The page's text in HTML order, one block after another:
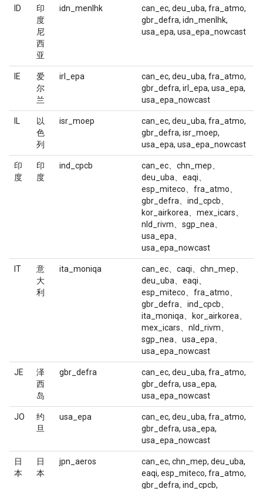
ID
印
度
尼
西
亚
idn_menlhk
can_ec, deu_uba, fra_atmo,
gbr_defra, idn_menlhk,
usa_epa, usa_epa_nowcast
IE
爱
尔
兰
irl_epa
can_ec, deu_uba, fra_atmo,
gbr_defra, irl_epa, usa_epa,
usa_epa_nowcast
IL
以
色
列
isr_moep
can_ec, deu_uba, fra_atmo,
gbr_defra, isr_moep,
usa_epa, usa_epa_nowcast
印
度
印
度
ind_cpcb
can_ec、chn_mep、
deu_uba、eaqi、
esp_miteco、fra_atmo、
gbr_defra、ind_cpcb、
kor_airkorea、mex_icars、
nld_rivm、sgp_nea、
usa_epa、
usa_epa_nowcast
IT
意
大
利
ita_moniqa
can_ec、caqi、chn_mep、
deu_uba、eaqi、
esp_miteco、fra_atmo、
gbr_defra、ind_cpcb、
ita_moniqa、kor_airkorea、
mex_icars、nld_rivm、
sgp_nea、usa_epa、
usa_epa_nowcast
JE
泽
西
岛
gbr_defra
can_ec, deu_uba, fra_atmo,
gbr_defra, usa_epa,
usa_epa_nowcast
JO
约
旦
usa_epa
can_ec, deu_uba, fra_atmo,
gbr_defra, usa_epa,
usa_epa_nowcast
日
本
日
本
jpn_aeros
can_ec, chn_mep, deu_uba,
eaqi, esp_miteco, fra_atmo,
gbr_defra, ind_cpcb,